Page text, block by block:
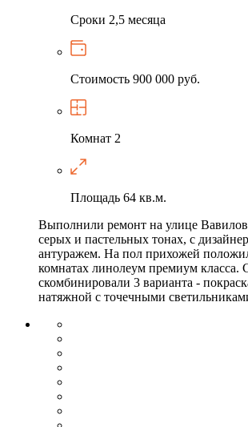
Сроки 2,5 месяца
Стоимость 900 000 руб.
Комнат 2
Площадь 64 кв.м.
Выполнили ремонт на улице
серых и пастельных тонах, с
антуражем. На пол прихожей
комнатах линолеум премиум класса.
скомбинировали 3 варианта -
натяжной с точечными